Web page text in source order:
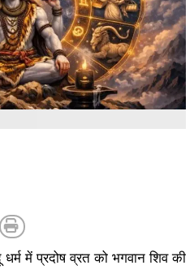
धर्म में प्रदोष व्रत को भगवान शिव की